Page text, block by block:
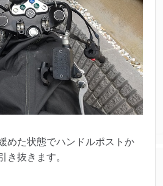
めた状態でハンドルポストか
き抜きます。